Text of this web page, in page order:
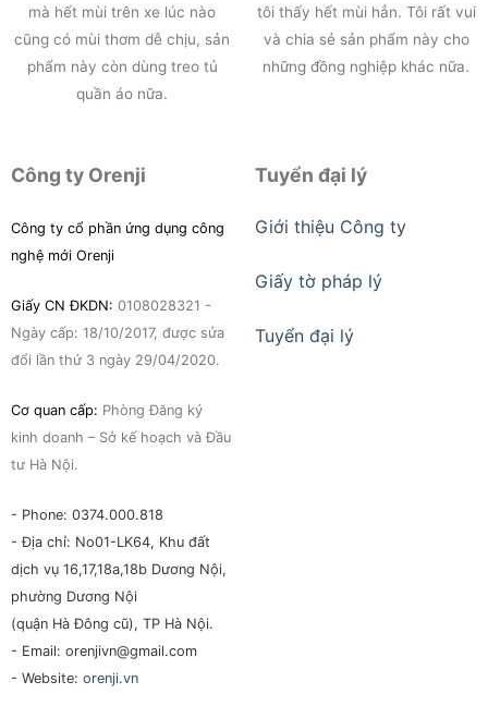
mà hết mùi trên xe lúc nào
cũng có mùi thơm dễ chịu, sản
phẩm này còn dùng treo tủ
quần áo nữa.
tôi thấy hết mùi hẳn. Tôi rất vui
và chia sẻ sản phẩm này cho
những đồng nghiệp khác nữa.
Công ty Orenji
Công ty cổ phần ứng dụng công
nghệ mới Orenji
Giấy CN ĐKDN: 0108028321 -
Ngày cấp: 18/10/2017, được sửa
đổi lần thứ 3 ngày 29/04/2020.
Cơ quan cấp: Phòng Đăng ký
kinh doanh – Sở kế hoạch và Đầu
tư Hà Nội.
- Phone: 0374.000.818
- Địa chỉ: No01-LK64, Khu đất
dịch vụ 16,17,18a,18b Dương Nội,
phường Dương Nội
(quận Hà Đông cũ), TP Hà Nội.
- Email: orenjivn@gmail.com
- Website: orenji.vn
Tuyển đại lý
Giới thiệu Công ty
Giấy tờ pháp lý
Tuyển đại lý